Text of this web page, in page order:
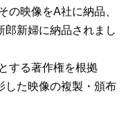
の映像をA社に納品、
郎新婦に納品されまし
する著作権を根拠
した映像の複製・頒布